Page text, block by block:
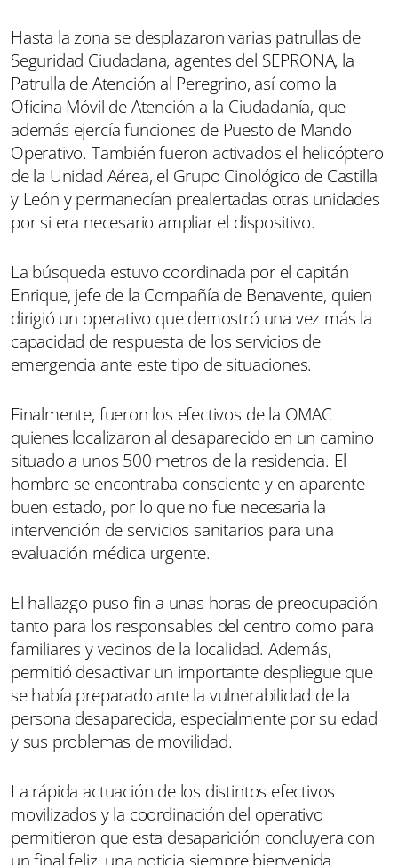
Hasta la zona se desplazaron varias patrullas de
Seguridad Ciudadana, agentes del SEPRONA, la
Patrulla de Atención al Peregrino, así como la
Oficina Móvil de Atención a la Ciudadanía, que
además ejercía funciones de Puesto de Mando
Operativo. También fueron activados el helicóptero
de la Unidad Aérea, el Grupo Cinológico de Castilla
y León y permanecían prealertadas otras unidades
por si era necesario ampliar el dispositivo.
La búsqueda estuvo coordinada por el capitán
Enrique, jefe de la Compañía de Benavente, quien
dirigió un operativo que demostró una vez más la
capacidad de respuesta de los servicios de
emergencia ante este tipo de situaciones.
Finalmente, fueron los efectivos de la OMAC
quienes localizaron al desaparecido en un camino
situado a unos 500 metros de la residencia. El
hombre se encontraba consciente y en aparente
buen estado, por lo que no fue necesaria la
intervención de servicios sanitarios para una
evaluación médica urgente.
El hallazgo puso fin a unas horas de preocupación
tanto para los responsables del centro como para
familiares y vecinos de la localidad. Además,
permitió desactivar un importante despliegue que
se había preparado ante la vulnerabilidad de la
persona desaparecida, especialmente por su edad
y sus problemas de movilidad.
La rápida actuación de los distintos efectivos
movilizados y la coordinación del operativo
permitieron que esta desaparición concluyera con